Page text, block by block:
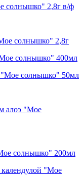
солнышко" 2,8г в/ф
солнышко" 2,8г
солнышко" 400мл
"Мое солнышко" 50мл
алоэ "Мое
солнышко" 200мл
календулой "Мое